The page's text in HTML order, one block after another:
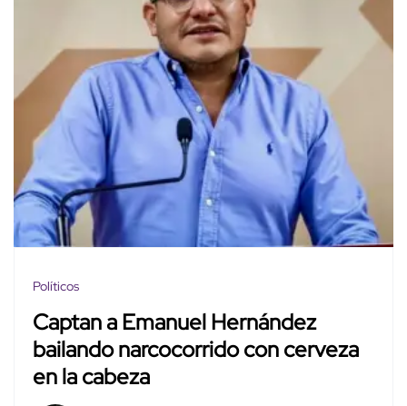
Políticos
Captan a Emanuel Hernández
bailando narcocorrido con cerveza
en la cabeza